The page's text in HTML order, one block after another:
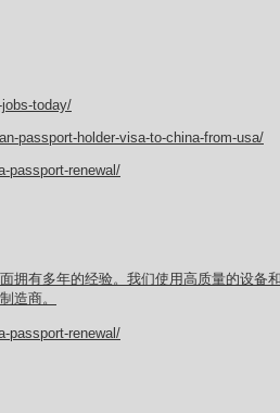
today/
passport-holder-visa-to-china-from-usa/
passport-renewal/
拥有多年的经验。我们使用高质量的设备
造商。
passport-renewal/